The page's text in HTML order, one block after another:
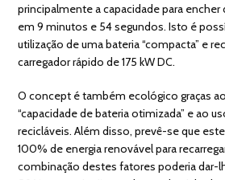
principalmente a capacidade para encher
em 9 minutos e 54 segundos. Isto é
utilização de uma bateria “compacta” e
carregador rápido de 175 kW DC.
O concept é também ecológico graças
“capacidade de bateria otimizada” e ao
recicláveis. Além disso, prevê-se que
100% de energia renovável para
combinação destes fatores poderia dar-